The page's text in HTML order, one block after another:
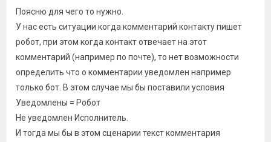
Поясню для чего то нужно.
У нас есть ситуации когда комментарий контакту пишет
робот, при этом когда контакт отвечает на этот
комментарий (например по почте), то нет возможности
определить что о комментарии уведомлен например
только бот. В этом случае мы бы поставили условия
Уведомлены = Робот
Не уведомлен Исполнитель.
И тогда мы бы в этом сценарии текст комментария